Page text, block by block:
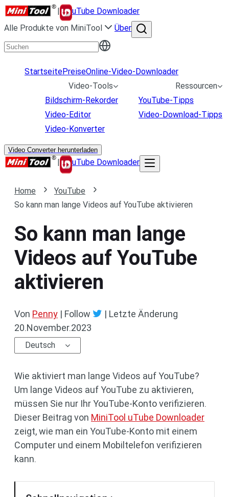
|
uTube Downloader
Alle Produkte von MiniTool
Über
StartseitePreiseOnline-Video-Downloader
Video-Tools
Bildschirm-Rekorder
Video-Editor
Video-Konverter
Ressourcen
YouTube-Tipps
Video-Download-Tipps
Video Converter herunterladen
| uTube Downloader
Home
YouTube
So kann man lange Videos auf YouTube aktivieren
So kann man lange
Videos auf YouTube
aktivieren
Von Penny | Follow | Letzte Änderung
20.November.2023
Deutsch
Wie aktiviert man lange Videos auf YouTube?
Um lange Videos auf YouTube zu aktivieren,
müssen Sie nur Ihr YouTube-Konto verifizieren.
Dieser Beitrag von MiniTool uTube Downloader
zeigt, wie man ein YouTube-Konto mit einem
Computer und einem Mobiltelefon verifizieren
kann.